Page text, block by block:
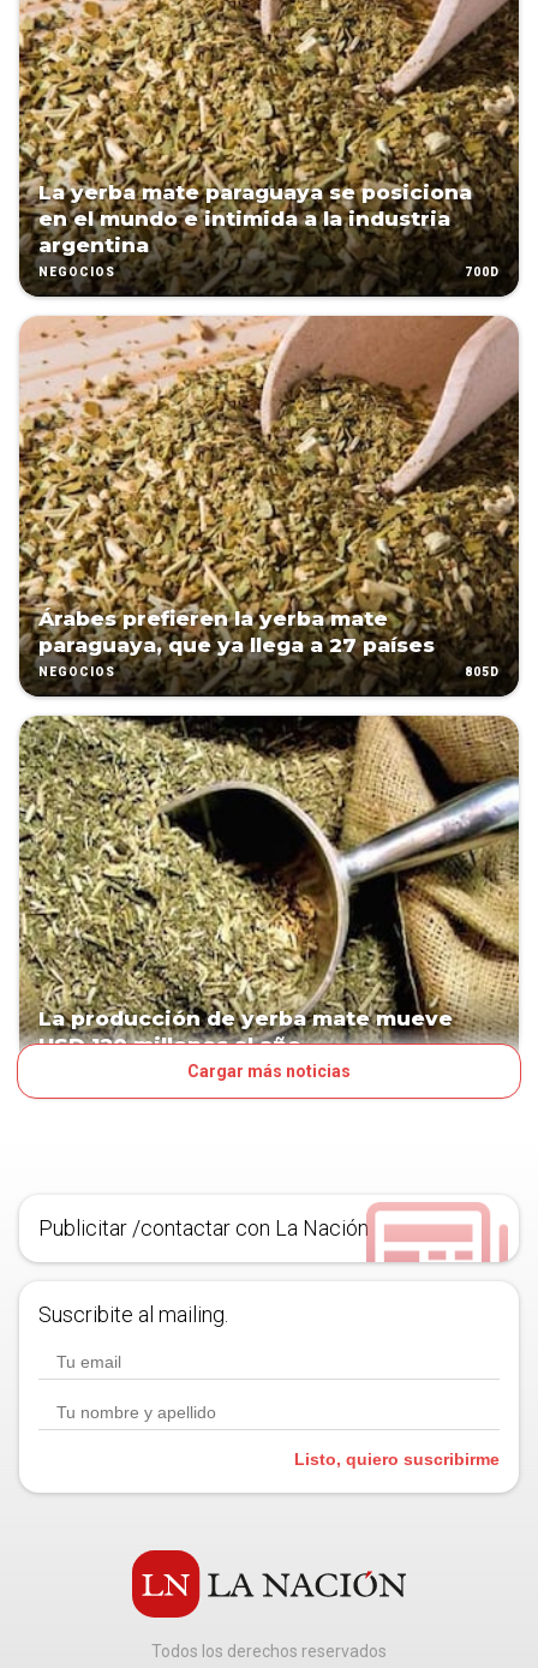
La yerba mate paraguaya se posiciona
en el mundo e intimida a la industria
argentina
NEGOCIOS 700D
Árabes prefieren la yerba mate
paraguaya, que ya llega a 27 países
NEGOCIOS 805D
La producción de yerba mate mueve
USD 120 millones al año
Cargar más noticias
Publicitar /contactar con La Nación
Suscribite al mailing.
Listo, quiero suscribirme
Todos los derechos reservados